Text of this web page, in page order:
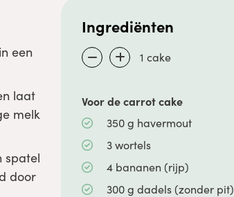
een
laat
melk
spatel
door
Ingrediënten
1 cake
Voor de carrot cake
350g havermout
3wortels
4 bananen (rijp)
300g dadels(zonder pit)